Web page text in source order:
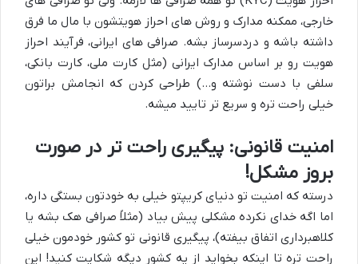
خارجی، ممکنه مدارک و روش های احراز هویتشون با مال ما فرق
داشته باشه و دردسرساز بشه. صرافی های ایرانی، فرآیند احراز
هویت رو بر اساس مدارک ایرانی (مثل کارت ملی، کارت بانکی،
سلفی با دست نوشته و…) طراحی کردن که انجامش براتون
خیلی راحت تره و سریع تر تایید میشه.
امنیت قانونی: پیگیری راحت تر در صورت
بروز مشکل!
درسته که امنیت تو دنیای کریپتو خیلی به خودتون بستگی داره،
اما اگه خدای نکرده مشکلی پیش بیاد (مثلاً صرافی هک بشه یا
کلاهبرداری اتفاق بیفته)، پیگیری قانونی تو کشور خودمون خیلی
راحت تره تا اینکه بخواید از یه کشور دیگه شکایت کنید! این